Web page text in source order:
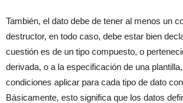
También, el dato debe de tener al menos un
destructor, en todo caso, debe estar bien
cuestión es de un tipo compuesto, o
derivada, o a la especificación de una
condiciones aplicar para cada tipo de dato
Básicamente, esto significa que los datos